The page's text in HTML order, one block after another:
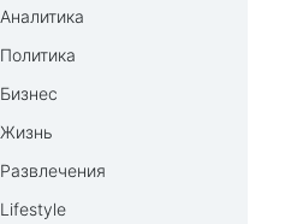
Аналитика
Политика
Бизнес
Жизнь
Развлечения
Lifestyle